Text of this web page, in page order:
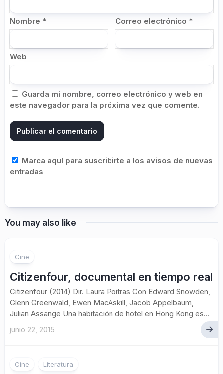
Nombre * Correo electrónico *
Web
Guarda mi nombre, correo electrónico y web en
este navegador para la próxima vez que comente.
Marca aquí para suscribirte a los avisos de nuevas
entradas
You may also like
Cine
Citizenfour, documental en tiempo real
Citizenfour (2014) Dir. Laura Poitras Con Edward Snowden,
Glenn Greenwald, Ewen MacAskill, Jacob Appelbaum,
Julian Assange Una habitación de hotel en Hong Kong es...
junio 22, 2015
Cine Literatura